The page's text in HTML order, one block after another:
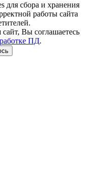
для сбора и хранения
работы сайта
Вы соглашаетесь
ПД.